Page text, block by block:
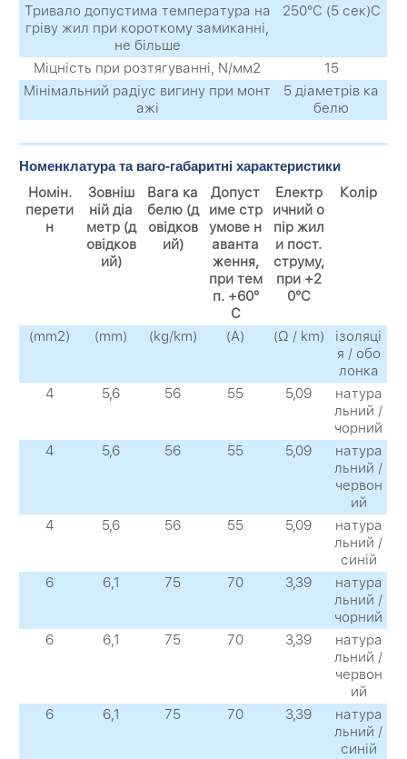
Тривало допустима температура на
гріву жил при короткому замиканні,
не більше
250°С (5 сек)С
Міцність при розтягуванні, N/мм2
15
Мінімальний радіус вигину при монт
ажі
5 діаметрів ка
белю
Номенклатура та ваго-габаритні характеристики
Номін.
перети
н
Зовніш
ній діа
метр (д
овідков
ий)
Вага ка
белю (д
овідков
ий)
Допуст
име стр
умове н
аванта
ження,
при тем
п. +60°
C
Електр
ичний о
пір жил
и пост.
струму,
при +2
0°C
Колір
(mm2) (mm) (kg/km) (A) (Ω / km)
ізоляці
я / обо
лонка
4
5,6 56 55 5,09
натура
льний /
чорний
4
5,6 56 55 5,09
натура
льний /
червон
ий
4
5,6 56 55 5,09
натура
льний /
синій
6
6,1 75 70 3,39
натура
льний /
чорний
6
6,1 75 70 3,39
натура
льний /
червон
ий
6
6,1 75 70 3,39
натура
льний /
синій